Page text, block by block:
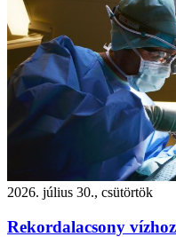
2026. július 30., csütörtök
Rekordalacsony